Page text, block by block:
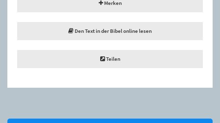
Merken
Den Text in der Bibel online lesen
Teilen